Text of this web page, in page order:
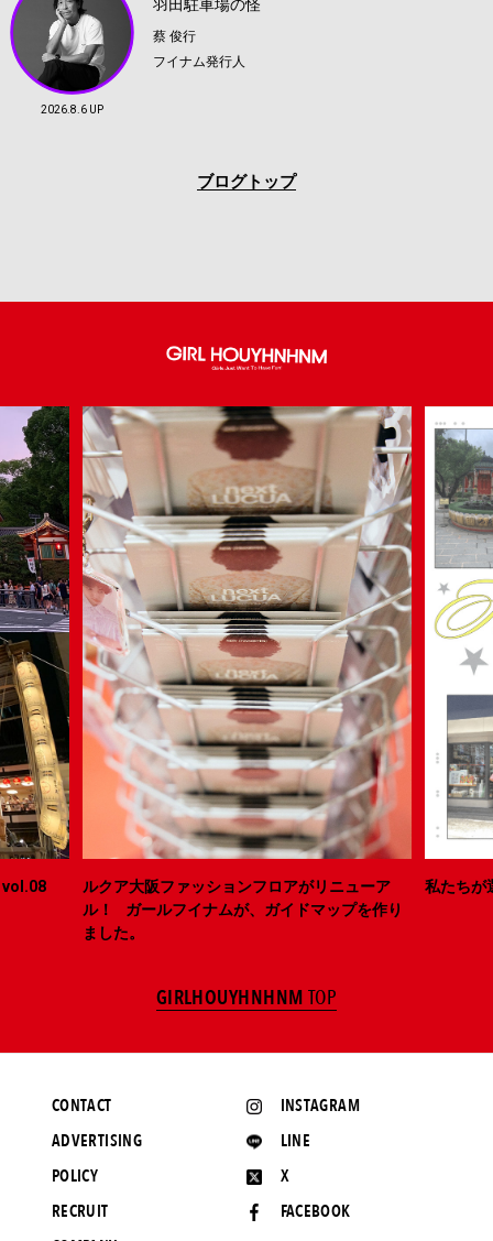
2026.8.6 UP
羽田駐車場の怪
蔡 俊行
フイナム発行人
ブログトップ
vol.08
ルクア大阪ファッションフロアがリニューア
ル！ ガールフイナムが、ガイドマップを作り
ました。
私たちが
GIRLHOUYHNHNM TOP
INSTAGRAM
LINE
X
FACEBOOK
CONTACT
ADVERTISING
POLICY
RECRUIT